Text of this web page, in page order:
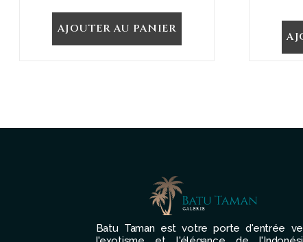
AJOUTER AU PANIER
Batu Taman est votre porte d'entrée